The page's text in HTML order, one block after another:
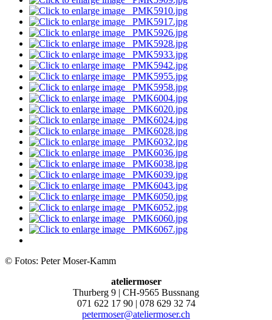
© Fotos: Peter Moser-Kamm
ateliermoser
Thurberg 9 | CH-9565 Bussnang
071 622 17 90 | 078 629 32 74
petermoser@ateliermoser.ch